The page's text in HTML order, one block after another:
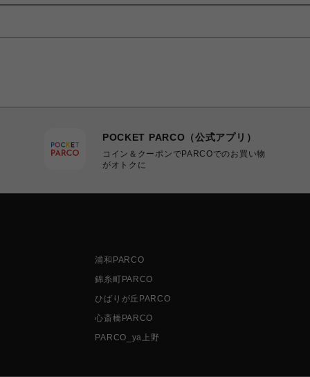
POCKET PARCO（公式アプリ）
コイン＆クーポンでPARCOでのお買い物
がオトクに
浦和PARCO
錦糸町PARCO
ひばりが丘PARCO
心斎橋PARCO
PARCO_ya上野